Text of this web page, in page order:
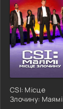
CSI: Місце
Злочину: Маямі